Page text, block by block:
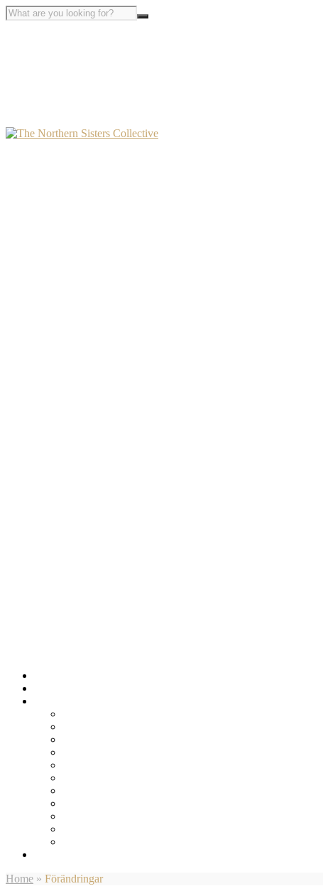
Home » Förändringar